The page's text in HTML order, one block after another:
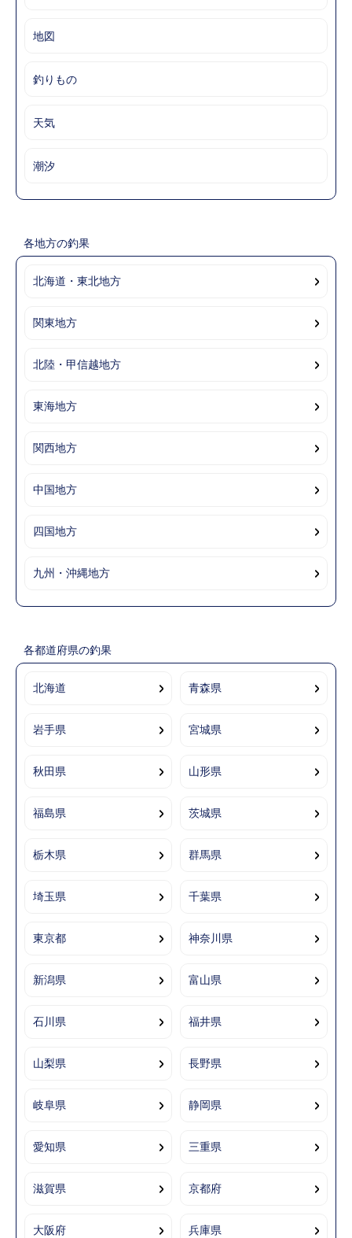
地図
釣りもの
天気
潮汐
各地方の釣果
北海道・東北地方
関東地方
北陸・甲信越地方
東海地方
関西地方
中国地方
四国地方
九州・沖縄地方
各都道府県の釣果
北海道 青森県
岩手県 宮城県
秋田県 山形県
福島県 茨城県
栃木県 群馬県
埼玉県 千葉県
東京都 神奈川県
新潟県 富山県
石川県 福井県
山梨県 長野県
岐阜県 静岡県
愛知県 三重県
滋賀県 京都府
大阪府 兵庫県